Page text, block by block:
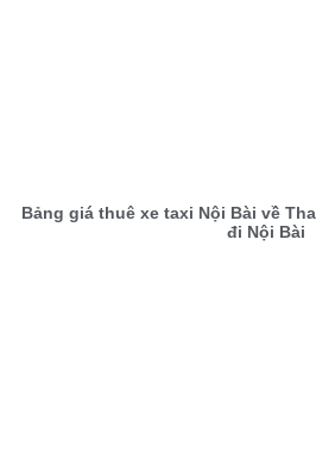
Bảng giá thuê xe taxi Nội Bài về
đi Nội Bài